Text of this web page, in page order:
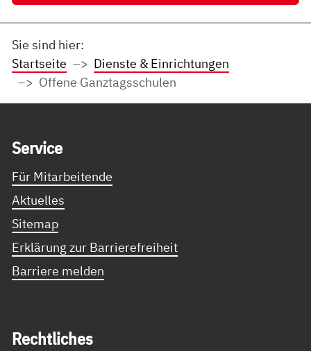
Sie sind hier:
Startseite
Dienste & Einrichtungen
Offene Ganztagsschulen
Ser­vice
Für Mitarbeitende
Aktuelles
Sitemap
Erklärung zur Barrierefreiheit
Barriere melden
Recht­li­ches